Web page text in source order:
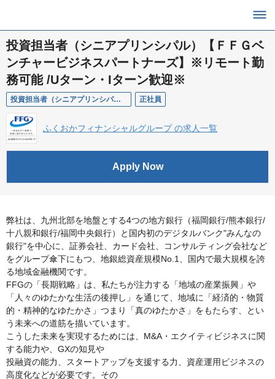
投資担当者（シニアプリンシパル）【ＦＦＧベ
ンチャービジネスパートナーズ】※リモート勤
務可能 /Uターン・Iターン歓迎※
投資担当者（シニアプリンシパル）【ＦＦＧベンチャービジネスパートナーズ】※リモート勤務可能 /Uターン・Iターン歓迎※ 正社員
ふくおかフィナンシャルグループ の求人一覧
Apply Now
弊社は、九州北部を地盤とする4つの地方銀行（福岡銀行/熊本銀行/
十八親和銀行/福岡中央銀行）と国内初のデジタルバンク"みんなの
銀行"を中心に、証券会社、カード会社、コンサルティング会社など
をグループ傘下にもつ、地銀総資産規模No.1、国内で最大規模を誇
る地域金融機関です。
FFGの「長期戦略」は、私たちが注力する「地域の産業振興」や
「人々のゆたかな生活の後押し」を通じて、地域に「経済的・物質
的・精神的なゆたかさ」つまり「真のゆたかさ」をもたらす、とい
う未来への道筋を描いています。
こうした未来を実現するためには、M&A・エクイティビジネスに関
する能力や、GXの知見や
投融資の能力、スタートアップを支援する力、資産運用ビジネスの
高度化などが必要です。その